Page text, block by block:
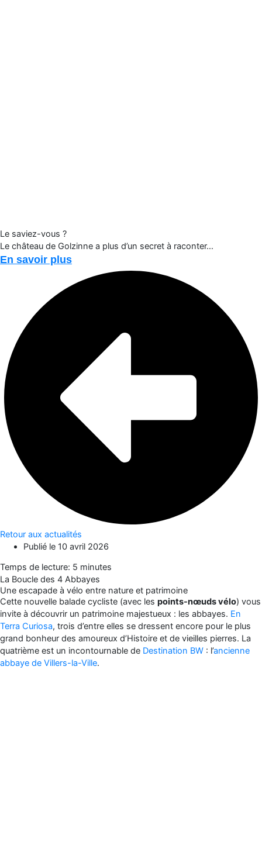
Le saviez-vous ?
Le château de Golzinne a plus d’un secret à raconter…
En savoir plus
Retour aux actualités
Publié le 10 avril 2026
Temps de lecture: 5 minutes
La Boucle des 4 Abbayes
Une escapade à vélo entre nature et patrimoine
Cette nouvelle balade cycliste (avec les points-nœuds vélo) vous
invite à découvrir un patrimoine majestueux : les abbayes. En
Terra Curiosa, trois d’entre elles se dressent encore pour le plus
grand bonheur des amoureux d’Histoire et de vieilles pierres. La
quatrième est un incontournable de Destination BW : l’ancienne
abbaye de Villers-la-Ville.